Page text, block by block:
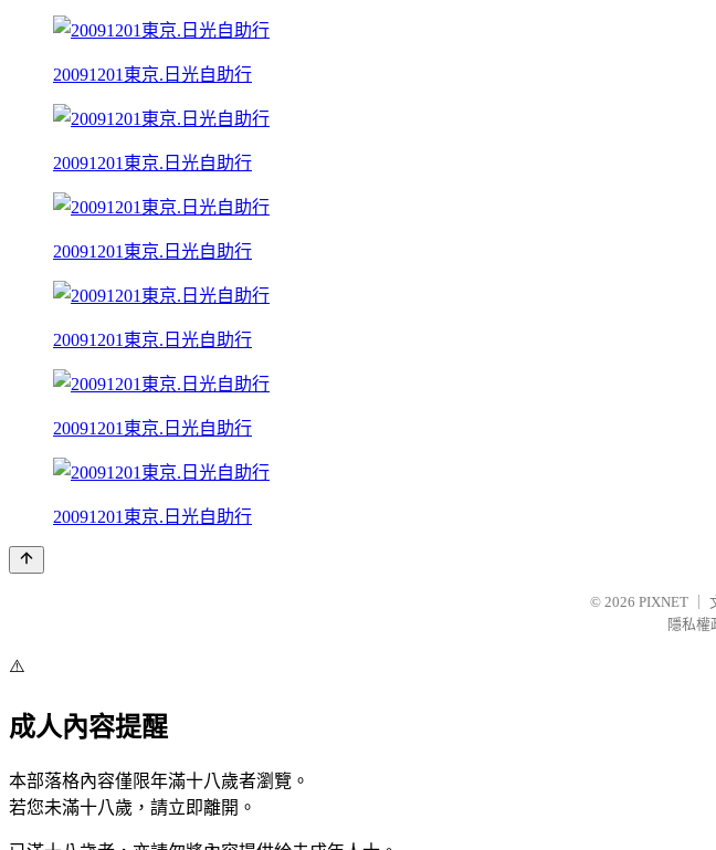
20091201東京.日光自助行
20091201東京.日光自助行
20091201東京.日光自助行
20091201東京.日光自助行
20091201東京.日光自助行
20091201東京.日光自助行
© 2026 PIXNET
隱私權
⚠️
成人內容提醒
本部落格內容僅限年滿十八歲者瀏覽。
若您未滿十八歲，請立即離開。